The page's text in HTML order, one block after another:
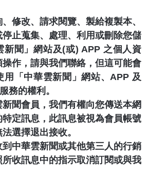
修改、請求閱覽、製給複製本、
止蒐集、處理、利用或刪除您儲
新聞 」網站及(或) APP 之個人資
作，請與我們聯絡，但這可能會
用「 中華雲新聞 」網站、 APP 及
務的權利。
新聞會員，我們有權向您傳送本網
定訊息，此訊息被視為會員帳號
選擇退出接收。
中華雲新聞或其他第三人的行銷
收訊息中的指示取消訂閱或與我